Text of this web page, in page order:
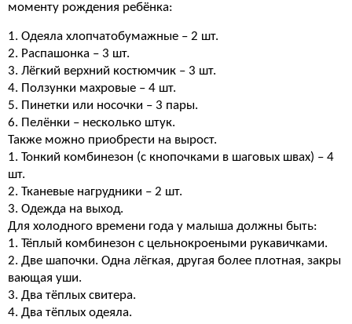
моменту рождения ребёнка:
1. Одеяла хлопчатобумажные – 2 шт.
2. Распашонка – 3 шт.
3. Лёгкий верхний костюмчик – 3 шт.
4. Ползунки махровые – 4 шт.
5. Пинетки или носочки – 3 пары.
6. Пелёнки – несколько штук.
Также можно приобрести на вырост.
1. Тонкий комбинезон (с кнопочками в шаговых швах) – 4
шт.
2. Тканевые нагрудники – 2 шт.
3. Одежда на выход.
Для холодного времени года у малыша должны быть:
1. Тёплый комбинезон с цельнокроеными рукавичками.
2. Две шапочки. Одна лёгкая, другая более плотная, закры
вающая уши.
3. Два тёплых свитера.
4. Два тёплых одеяла.